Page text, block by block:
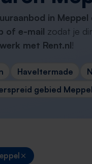
in Meppel
of e-mail zodat je
met Rent.nl!
Haveltermade
gebied Meppel